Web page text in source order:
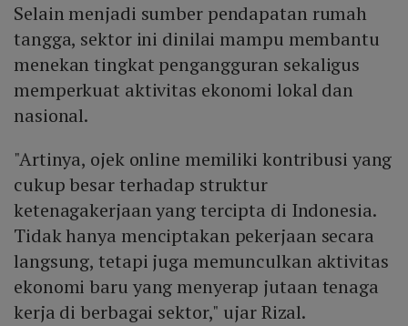
Selain menjadi sumber pendapatan rumah
tangga, sektor ini dinilai mampu membantu
menekan tingkat pengangguran sekaligus
memperkuat aktivitas ekonomi lokal dan
nasional.
"Artinya, ojek online memiliki kontribusi yang
cukup besar terhadap struktur
ketenagakerjaan yang tercipta di Indonesia.
Tidak hanya menciptakan pekerjaan secara
langsung, tetapi juga memunculkan aktivitas
ekonomi baru yang menyerap jutaan tenaga
kerja di berbagai sektor," ujar Rizal.